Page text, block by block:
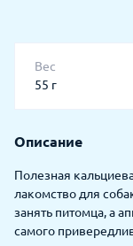
Вес
55 г
Описание
Полезная
лакомство для
занять питомца, а
самого